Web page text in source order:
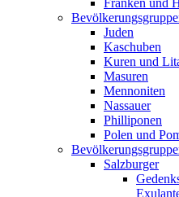
Franken und
Juden
Kaschuben
Kuren und
Masuren
Mennoniten
Nassauer
Philliponen
Polen und
Salzburger